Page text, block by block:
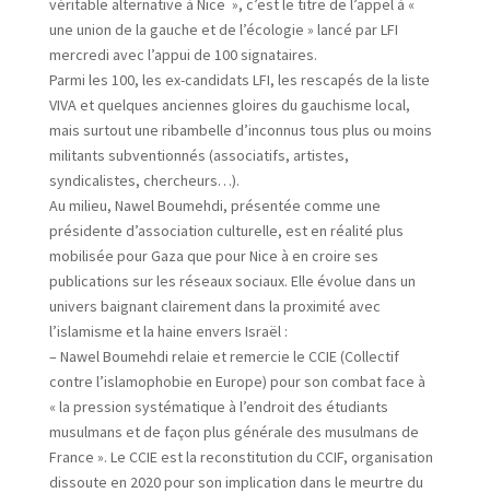
véritable alternative à Nice », c’est le titre de l’appel à «
une union de la gauche et de l’écologie » lancé par LFI
mercredi avec l’appui de 100 signataires.
Parmi les 100, les ex-candidats LFI, les rescapés de la liste
VIVA et quelques anciennes gloires du gauchisme local,
mais surtout une ribambelle d’inconnus tous plus ou moins
militants subventionnés (associatifs, artistes,
syndicalistes, chercheurs…).
Au milieu, Nawel Boumehdi, présentée comme une
présidente d’association culturelle, est en réalité plus
mobilisée pour Gaza que pour Nice à en croire ses
publications sur les réseaux sociaux. Elle évolue dans un
univers baignant clairement dans la proximité avec
l’islamisme et la haine envers Israël :
– Nawel Boumehdi relaie et remercie le CCIE (Collectif
contre l’islamophobie en Europe) pour son combat face à
« la pression systématique à l’endroit des étudiants
musulmans et de façon plus générale des musulmans de
France ». Le CCIE est la reconstitution du CCIF, organisation
dissoute en 2020 pour son implication dans le meurtre du